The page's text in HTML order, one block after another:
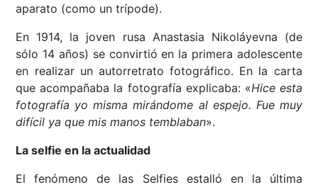
aparato (como un trípode).
En 1914, la joven rusa Anastasia Nikoláyevna (de
sólo 14 años) se convirtió en la primera adolescente
en realizar un autorretrato fotográfico. En la carta
que acompañaba la fotografía explicaba: «Hice esta
fotografía yo misma mirándome al espejo. Fue muy
difícil ya que mis manos temblaban».
La selfie en la actualidad
El fenómeno de las Selfies estalló en la última